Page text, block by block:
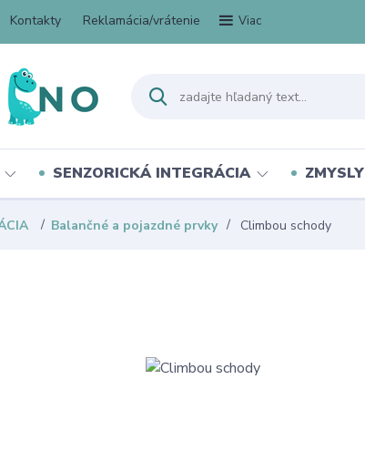
Kontakty Reklamácia/vrátenie Viac
SENZORICKÁ INTEGRÁCIA ZMYSLY
Balančné a pojazdné prvky Climbou schody